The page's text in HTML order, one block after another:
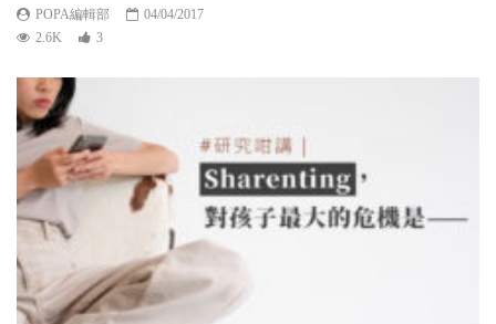
POPA編輯部
04/04/2017
2.6K
3